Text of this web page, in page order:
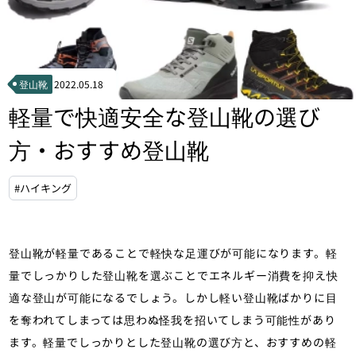
登山靴 2022.05.18
軽量で快適安全な登山靴の選び
方・おすすめ登山靴
#ハイキング
登山靴が軽量であることで軽快な足運びが可能になります。軽
量でしっかりした登山靴を選ぶことでエネルギー消費を抑え快
適な登山が可能になるでしょう。しかし軽い登山靴ばかりに目
を奪われてしまっては思わぬ怪我を招いてしまう可能性があり
ます。軽量でしっかりとした登山靴の選び方と、おすすめの軽